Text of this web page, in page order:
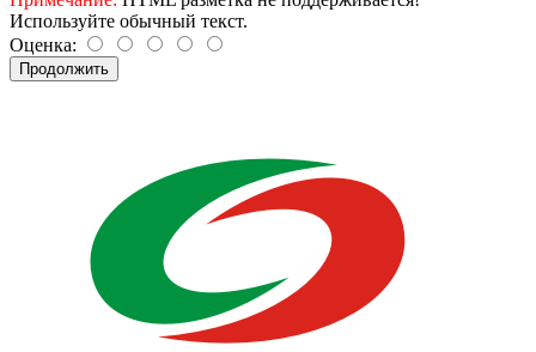
Используйте обычный текст.
Оценка:
Продолжить